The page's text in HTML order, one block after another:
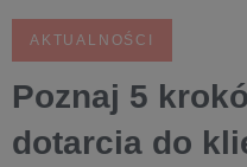
AKTUALNOŚCI
Poznaj 5
dotarcia do